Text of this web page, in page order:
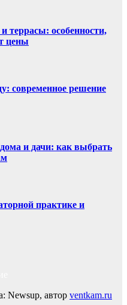
террасы: особенности,
цены
современное решение
и дачи: как выбрать
практике и
Newsup, автор ventkam.ru